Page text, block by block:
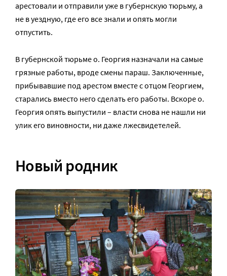
арестовали и отправили уже в губернскую тюрьму, а
не в уездную, где его все знали и опять могли
отпустить.
В губернской тюрьме о. Георгия назначали на самые
грязные работы, вроде смены параш. Заключенные,
прибывавшие под арестом вместе с отцом Георгием,
старались вместо него сделать его работы. Вскоре о.
Георгия опять выпустили – власти снова не нашли ни
улик его виновности, ни даже лжесвидетелей.
Новый родник